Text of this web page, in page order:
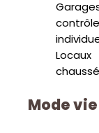
Mode